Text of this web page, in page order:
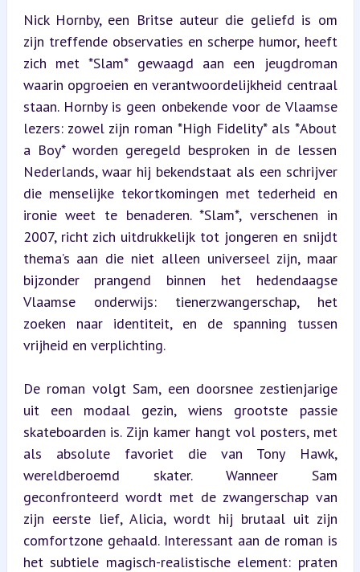
Nick Hornby, een Britse auteur die geliefd is om
zijn treffende observaties en scherpe humor, heeft
zich met *Slam* gewaagd aan een jeugdroman
waarin opgroeien en verantwoordelijkheid centraal
staan. Hornby is geen onbekende voor de Vlaamse
lezers: zowel zijn roman *High Fidelity* als *About
a Boy* worden geregeld besproken in de lessen
Nederlands, waar hij bekendstaat als een schrijver
die menselijke tekortkomingen met tederheid en
ironie weet te benaderen. *Slam*, verschenen in
2007, richt zich uitdrukkelijk tot jongeren en snijdt
thema’s aan die niet alleen universeel zijn, maar
bijzonder prangend binnen het hedendaagse
Vlaamse onderwijs: tienerzwangerschap, het
zoeken naar identiteit, en de spanning tussen
vrijheid en verplichting.
De roman volgt Sam, een doorsnee zestienjarige
uit een modaal gezin, wiens grootste passie
skateboarden is. Zijn kamer hangt vol posters, met
als absolute favoriet die van Tony Hawk,
wereldberoemd skater. Wanneer Sam
geconfronteerd wordt met de zwangerschap van
zijn eerste lief, Alicia, wordt hij brutaal uit zijn
comfortzone gehaald. Interessant aan de roman is
het subtiele magisch-realistische element: praten